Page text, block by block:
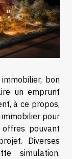
bon
un emprunt
à ce propos,
immobilier pour
pouvant
Diverses
simulation.